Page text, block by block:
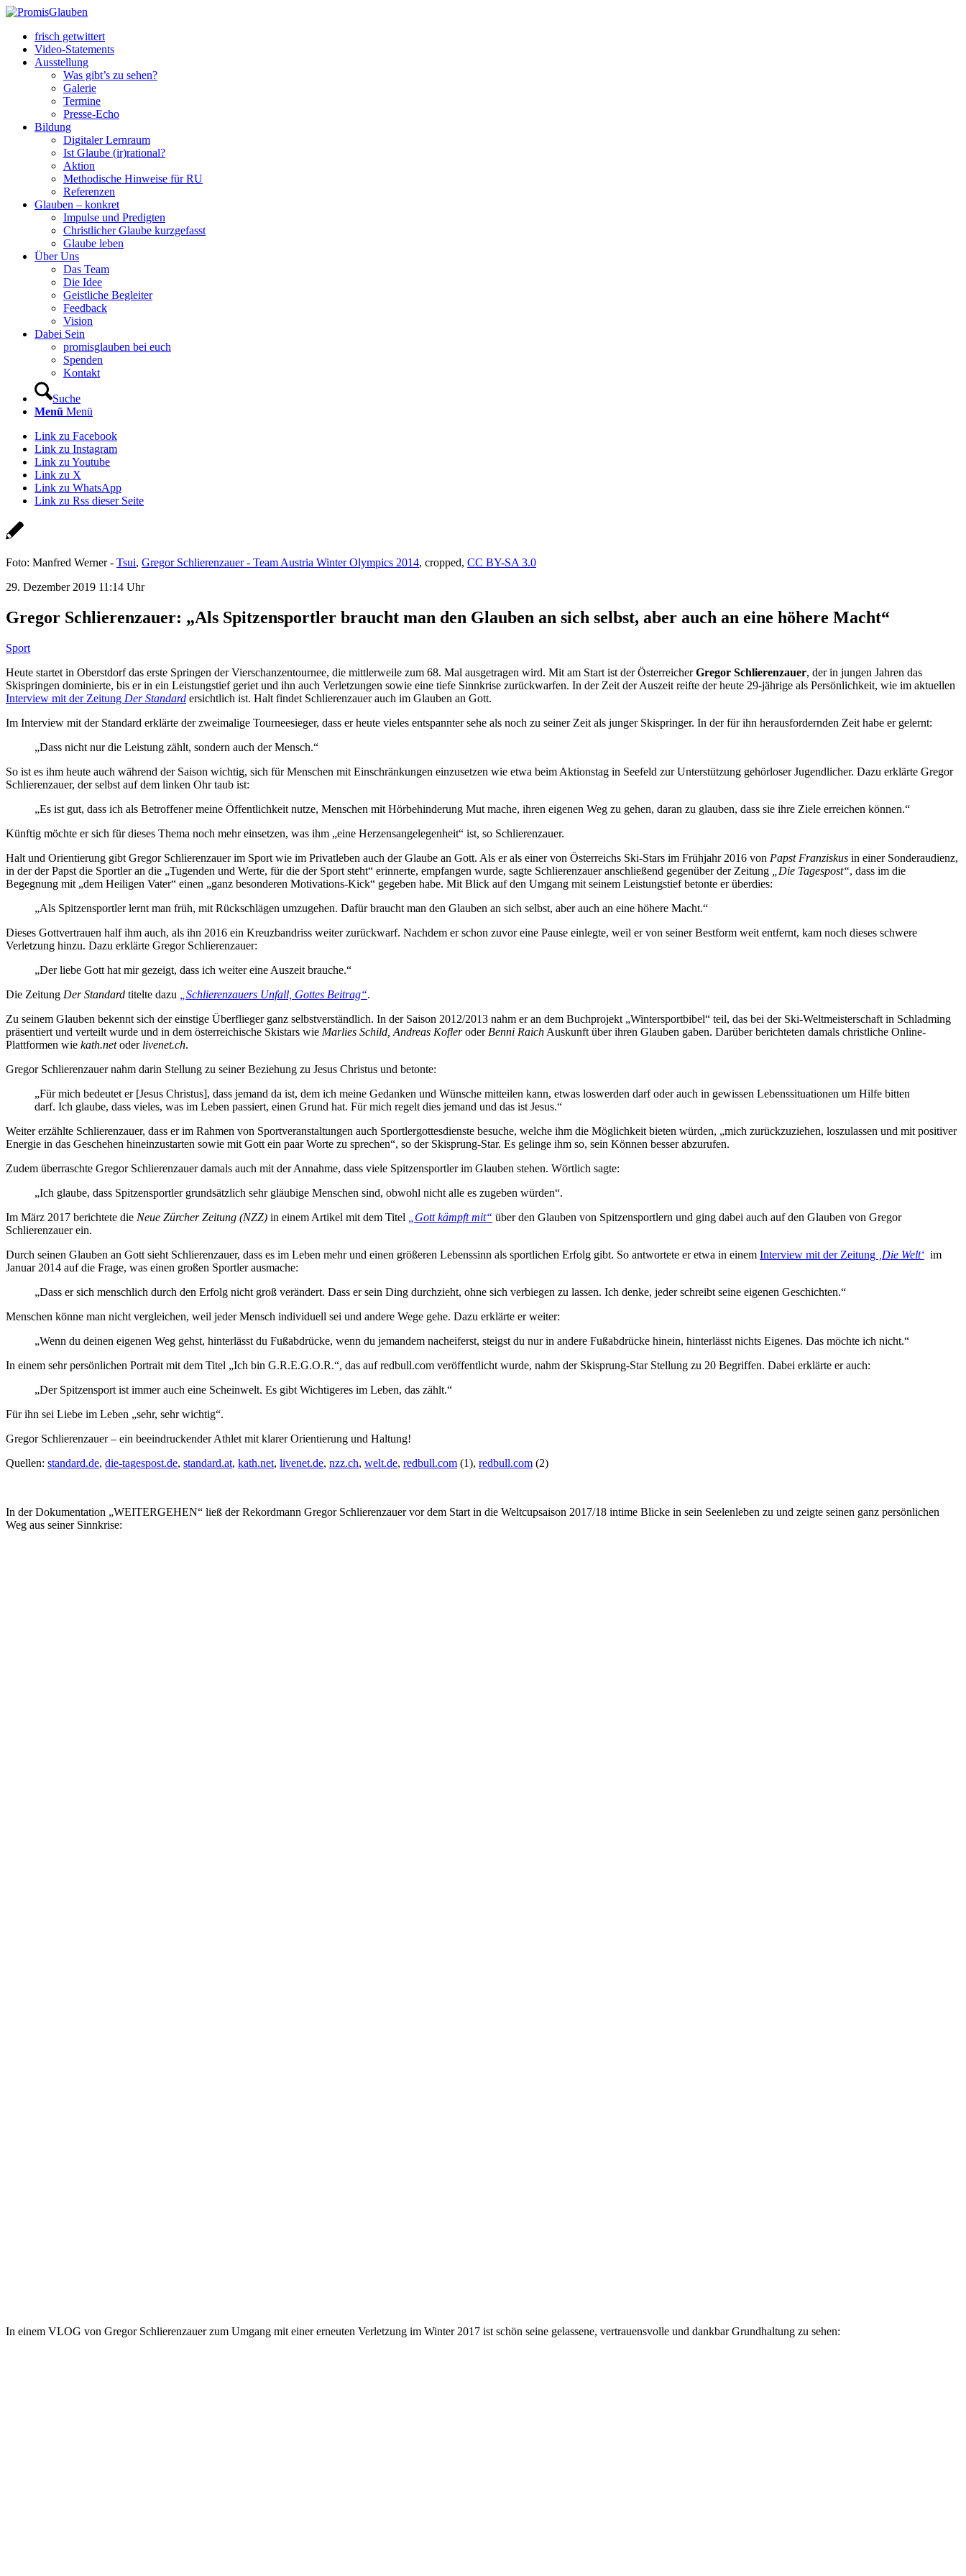
frisch getwittert
Video-Statements
Ausstellung
Was gibt’s zu sehen?
Galerie
Termine
Presse-Echo
Bildung
Digitaler Lernraum
Ist Glaube (ir)rational?
Aktion
Methodische Hinweise für RU
Referenzen
Glauben – konkret
Impulse und Predigten
Christlicher Glaube kurzgefasst
Glaube leben
Über Uns
Das Team
Die Idee
Geistliche Begleiter
Feedback
Vision
Dabei Sein
promisglauben bei euch
Spenden
Kontakt
Suche
Menü Menü
Link zu Facebook
Link zu Instagram
Link zu Youtube
Link zu X
Link zu WhatsApp
Link zu Rss dieser Seite
Foto: Manfred Werner - Tsui, Gregor Schlierenzauer - Team Austria Winter Olympics 2014, cropped, CC BY-SA 3.0
29. Dezember 2019 11:14 Uhr
Gregor Schlierenzauer: „Als Spitzensportler braucht man den Glauben an sich selbst, aber auch an eine höhere Macht“
Sport
Heute startet in Oberstdorf das erste Springen der Vierschanzentournee, die mittlerweile zum 68. Mal ausgetragen wird. Mit am Start ist der ÖsterreicherGregor Schlierenzauer, der in jungen Jahren das
Skispringen dominierte, bis er in ein Leistungstief geriet und ihn auch Verletzungen sowie eine tiefe Sinnkrise zurückwarfen. In der Zeit der Auszeit reifte der heute 29-jährige als Persönlichkeit, wie im aktuellen
Interview mit der Zeitung Der Standard ersichtlich ist. Halt findet Schlierenzauer auch im Glauben an Gott.
Im Interview mit der Standard erklärte der zweimalige Tourneesieger, dass er heute vieles entspannter sehe als noch zu seiner Zeit als junger Skispringer. In der für ihn herausfordernden Zeit habe er gelernt:
„Dass nicht nur die Leistung zählt, sondern auch der Mensch.“
So ist es ihm heute auch während der Saison wichtig, sich für Menschen mit Einschränkungen einzusetzen wie etwa beim Aktionstag in Seefeld zur Unterstützung gehörloser Jugendlicher. Dazu erklärte Gregor
Schlierenzauer, der selbst auf dem linken Ohr taub ist:
„Es ist gut, dass ich als Betroffener meine Öffentlichkeit nutze, Menschen mit Hörbehinderung Mut mache, ihren eigenen Weg zu gehen, daran zu glauben, dass sie ihre Ziele erreichen können.“
Künftig möchte er sich für dieses Thema noch mehr einsetzen, was ihm „eine Herzensangelegenheit“ ist, so Schlierenzauer.
Halt und Orientierung gibt Gregor Schlierenzauer im Sport wie im Privatleben auch der Glaube an Gott. Als er als einer von Österreichs Ski-Stars im Frühjahr 2016 von Papst Franziskus in einer Sonderaudienz,
in der der Papst die Sportler an die „Tugenden und Werte, für die der Sport steht“ erinnerte, empfangen wurde, sagte Schlierenzauer anschließend gegenüber der Zeitung
„Die Tagespost“, dass im die
Begegnung mit „dem Heiligen Vater“ einen „ganz besonderen Motivations-Kick“ gegeben habe. Mit Blick auf den Umgang mit seinem Leistungstief betonte er überdies:
„Als Spitzensportler lernt man früh, mit Rückschlägen umzugehen. Dafür braucht man den Glauben an sich selbst, aber auch an eine höhere Macht.“
Dieses Gottvertrauen half ihm auch, als ihn 2016 ein Kreuzbandriss weiter zurückwarf. Nachdem er schon zuvor eine Pause einlegte, weil er von seiner Bestform weit entfernt, kam noch dieses schwere
Verletzung hinzu. Dazu erklärte Gregor Schlierenzauer:
„Der liebe Gott hat mir gezeigt, dass ich weiter eine Auszeit brauche.“
Die Zeitung Der Standard titelte dazu „Schlierenzauers Unfall, Gottes Beitrag“.
Zu seinem Glauben bekennt sich der einstige Überflieger ganz selbstverständlich. In der Saison 2012/2013 nahm er an dem Buchprojekt „Wintersportbibel“ teil, das bei der Ski-Weltmeisterschaft in Schladming
präsentiert und verteilt wurde und in dem österreichische Skistars wie Marlies Schild, Andreas Kofleroder Benni Raich Auskunft über ihren Glauben gaben. Darüber berichteten damals christliche Online-
Plattformen wie kath.netoder livenet.ch.
Gregor Schlierenzauer nahm darin Stellung zu seiner Beziehung zu Jesus Christus und betonte:
„Für mich bedeutet er [Jesus Christus], dass jemand da ist, dem ich meine Gedanken und Wünsche mitteilen kann, etwas loswerden darf oder auch in gewissen Lebenssituationen um Hilfe bitten
darf. Ich glaube, dass vieles, was im Leben passiert, einen Grund hat. Für mich regelt dies jemand und das ist Jesus.“
Weiter erzählte Schlierenzauer, dass er im Rahmen von Sportveranstaltungen auch Sportlergottesdienste besuche, welche ihm die Möglichkeit bieten würden, „mich zurückzuziehen, loszulassen und mit positiver
Energie in das Geschehen hineinzustarten sowie mit Gott ein paar Worte zu sprechen“, so der Skisprung-Star. Es gelinge ihm so, sein Können besser abzurufen.
Zudem überraschte Gregor Schlierenzauer damals auch mit der Annahme, dass viele Spitzensportler im Glauben stehen. Wörtlich sagte:
„Ich glaube, dass Spitzensportler grundsätzlich sehr gläubige Menschen sind, obwohl nicht alle es zugeben würden“.
Im März 2017 berichtete die Neue Zürcher Zeitung (NZZ) in einem Artikel mit dem Titel „Gott kämpft mit“ über den Glauben von Spitzensportlern und ging dabei auch auf den Glauben von Gregor
Schlierenzauer ein.
Durch seinen Glauben an Gott sieht Schlierenzauer, dass es im Leben mehr und einen größeren Lebenssinn als sportlichen Erfolg gibt. So antwortete er etwa in einem Interview mit der Zeitung ‚Die Welt‘ im
Januar 2014 auf die Frage, was einen großen Sportler ausmache:
„Dass er sich menschlich durch den Erfolg nicht groß verändert. Dass er sein Ding durchzieht, ohne sich verbiegen zu lassen. Ich denke, jeder schreibt seine eigenen Geschichten.“
Menschen könne man nicht vergleichen, weil jeder Mensch individuell sei und andere Wege gehe. Dazu erklärte er weiter:
„Wenn du deinen eigenen Weg gehst, hinterlässt du Fußabdrücke, wenn du jemandem nacheiferst, steigst du nur in andere Fußabdrücke hinein, hinterlässt nichts Eigenes. Das möchte ich nicht.“
In einem sehr persönlichen Portrait mit dem Titel „Ich bin G.R.E.G.O.R.“, das auf redbull.com veröffentlicht wurde, nahm der Skisprung-Star Stellung zu 20 Begriffen. Dabei erklärte er auch:
„Der Spitzensport ist immer auch eine Scheinwelt. Es gibt Wichtigeres im Leben, das zählt.“
Für ihn sei Liebe im Leben „sehr, sehr wichtig“.
Gregor Schlierenzauer – ein beeindruckender Athlet mit klarer Orientierung und Haltung!
Quellen: standard.de, die-tagespost.de, standard.at, kath.net, livenet.de, nzz.ch, welt.de, redbull.com (1), redbull.com (2)
In der Dokumentation „WEITERGEHEN“ ließ der Rekordmann Gregor Schlierenzauer vor dem Start in die Weltcupsaison 2017/18 intime Blicke in sein Seelenleben zu und zeigte seinen ganz persönlichen
Weg aus seiner Sinnkrise:
In einem VLOG von Gregor Schlierenzauer zum Umgang mit einer erneuten Verletzung im Winter 2017 ist schön seine gelassene, vertrauensvolle und dankbar Grundhaltung zu sehen: